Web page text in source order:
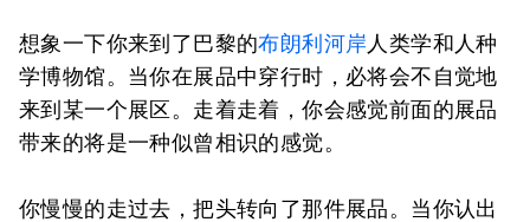
想象一下你来到了巴黎的布朗利河岸 人类学和人种
学博物馆。当你在展品中穿行时，必将会不自觉地
来到某一个展区。走着走着，你会感觉前面的展品
带来的将是一种似曾相识的感觉。
你慢慢的走过去，把头转向了那件展品。当你认出